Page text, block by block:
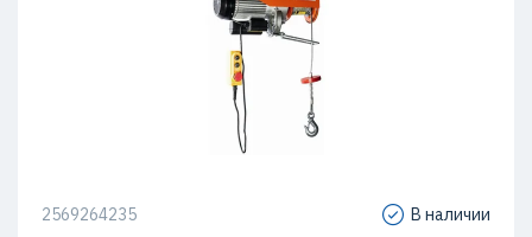
2569264235 В наличии